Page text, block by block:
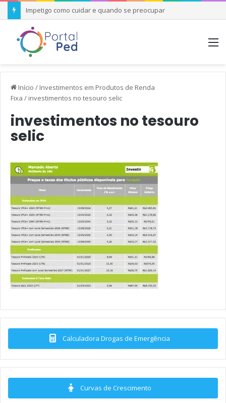
Início / Investimentos em Produtos de Renda
Fixa / investimentos no tesouro selic
investimentos no tesouro
selic
Calculadora Drogas de Emergência
Curvas de Crescimento